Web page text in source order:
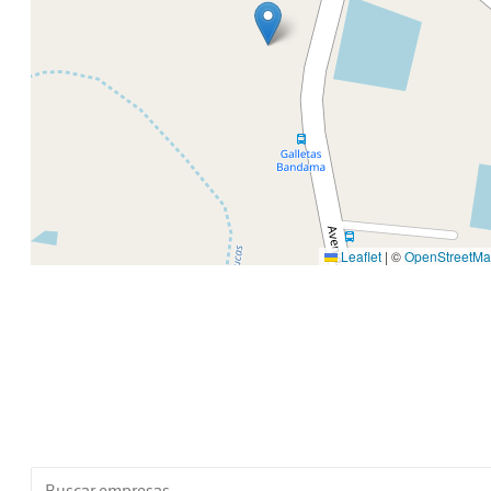
Bienestar. A lo largo de más de 60 años
historia, Bandama ha tratado de aportar
a la economía canaria mediante el
sostenible de productos de calidad sin
su esencia tradicional, creando
invirtiendo en formación e
velando por el bienestar de sus
colaboradores, socios y clientes, en
Canarias, en particular.
Leaflet | ©